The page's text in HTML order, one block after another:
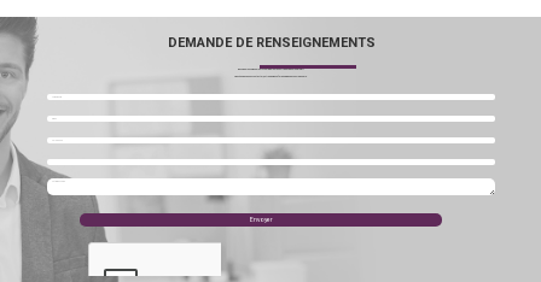
DEMANDE DE RENSEIGNEMENTS